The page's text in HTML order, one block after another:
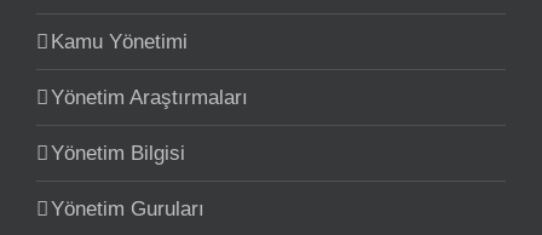
Kamu Yönetimi
Yönetim Araştırmaları
Yönetim Bilgisi
Yönetim Guruları